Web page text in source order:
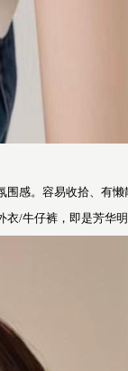
围感。容易收拾、有
衣/牛仔裤，即是芳华